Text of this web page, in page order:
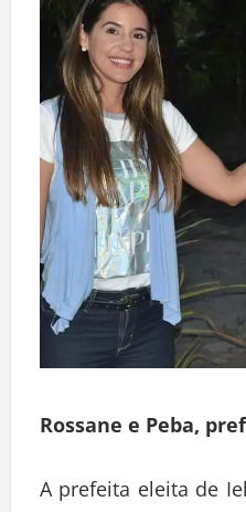
Rossane e Peba,
A prefeita eleita de